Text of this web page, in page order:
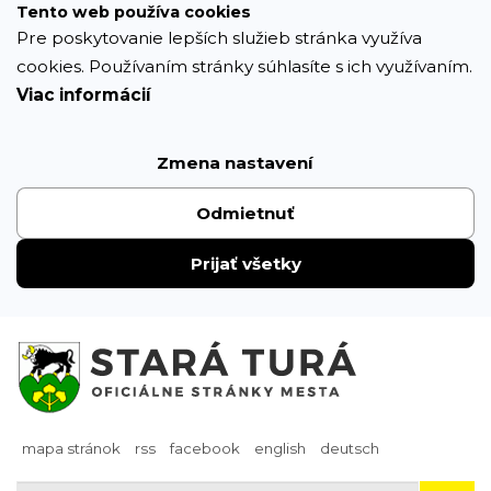
Prejsť
obsahu
Tento web používa cookies
Pre poskytovanie lepších služieb stránka využíva
cookies. Používaním stránky súhlasíte s ich využívaním.
Viac informácií
Zmena nastavení
Odmietnuť
Prijať všetky
mapa stránok rss facebook english deutsch